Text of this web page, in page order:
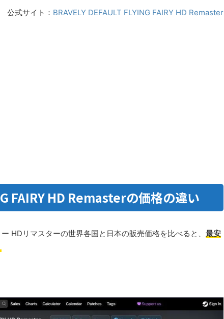
公式サイト： BRAVELY DEFAULT FLYING FAIRY HD Remaster
FAIRY HD Remasterの価格の違い
HDリマスターの世界各国と日本の販売価格を比べると、 最安